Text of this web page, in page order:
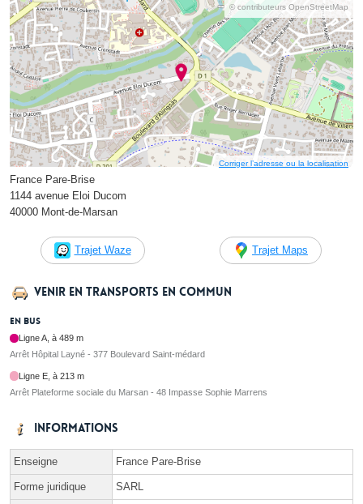
© contributeurs OpenStreetMap
Corriger l’adresse ou la localisation
France Pare-Brise
1144 avenue Eloi Ducom
40000 Mont-de-Marsan
Trajet Waze Trajet Maps
Venir en transports en commun
En bus
Ligne A, à 489 m
Arrêt Hôpital Layné - 377 Boulevard Saint-médard
Ligne E, à 213 m
Arrêt Plateforme sociale du Marsan - 48 Impasse Sophie Marrens
Informations
Enseigne France Pare-Brise
Forme juridique SARL